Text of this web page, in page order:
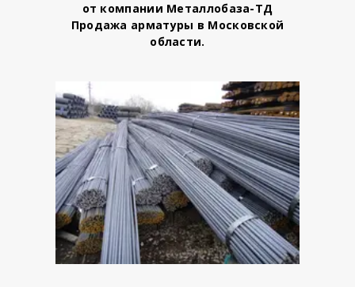
от компании Металлобаза-ТД
Продажа арматуры в Московской
области.